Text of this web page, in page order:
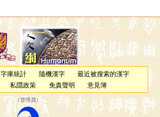
字庫統計 隨機漢字
最近被搜索的漢字
私隱政策 免責聲明 意見簿
（管理員 ）